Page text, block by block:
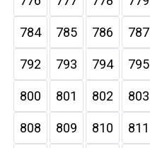
784 785 786 787
792 793 794 795
800 801 802 803
808 809 810 811